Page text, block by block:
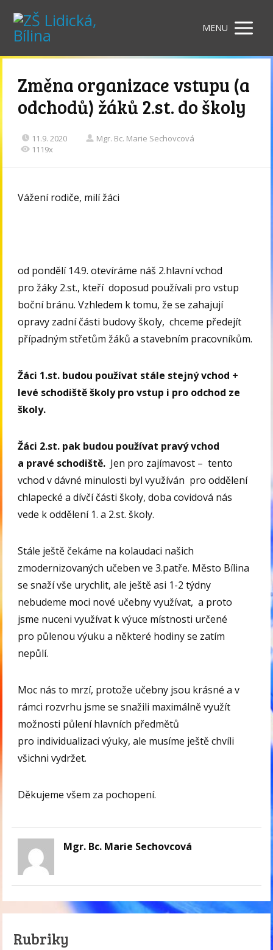
MENU
Změna organizace vstupu (a
odchodů) žáků 2.st. do školy
11.9. 2020
Mgr. Bc. Marie Sechovcová
1119x
Vážení rodiče, milí žáci
od pondělí 14.9. otevíráme náš 2.hlavní vchod
pro žáky 2.st., kteří doposud používali pro vstup
boční bránu. Vzhledem k tomu, že se zahajují
opravy zadní části budovy školy, chceme předejít
případným střetům žáků a stavebním pracovníkům.
Žáci 1.st. budou používat stále stejný vchod +
levé schodiště školy pro vstup i pro odchod ze
školy.
Žáci 2.st. pak budou používat pravý vchod
a pravé schodiště. Jen pro zajímavost – tento
vchod v dávné minulosti byl využíván pro oddělení
chlapecké a dívčí části školy, doba covidová nás
vede k oddělení 1. a 2.st. školy.
Stále ještě čekáme na kolaudaci našich
zmodernizovaných učeben ve 3.patře. Město Bílina
se snaží vše urychlit, ale ještě asi 1-2 týdny
nebudeme moci nové učebny využívat, a proto
jsme nuceni využívat k výuce místnosti určené
pro půlenou výuku a některé hodiny se zatím
nepůlí.
Moc nás to mrzí, protože učebny jsou krásné a v
rámci rozvrhu jsme se snažili maximálně využít
možnosti půlení hlavních předmětů
pro individualizaci výuky, ale musíme ještě chvíli
všichni vydržet.
Děkujeme všem za pochopení.
Mgr. Bc. Marie Sechovcová
Rubriky